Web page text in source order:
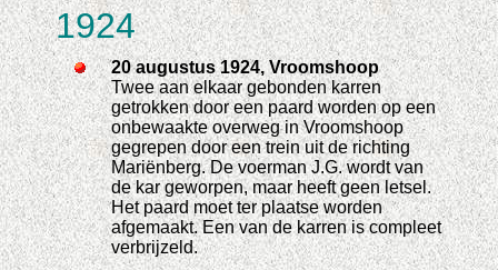
1924
20 augustus 1924, Vroomshoop
Twee aan elkaar gebonden karren
getrokken door een paard worden op een
onbewaakte overweg in Vroomshoop
gegrepen door een trein uit de richting
Mariënberg. De voerman J.G. wordt van
de kar geworpen, maar heeft geen letsel.
Het paard moet ter plaatse worden
afgemaakt. Een van de karren is compleet
verbrijzeld.